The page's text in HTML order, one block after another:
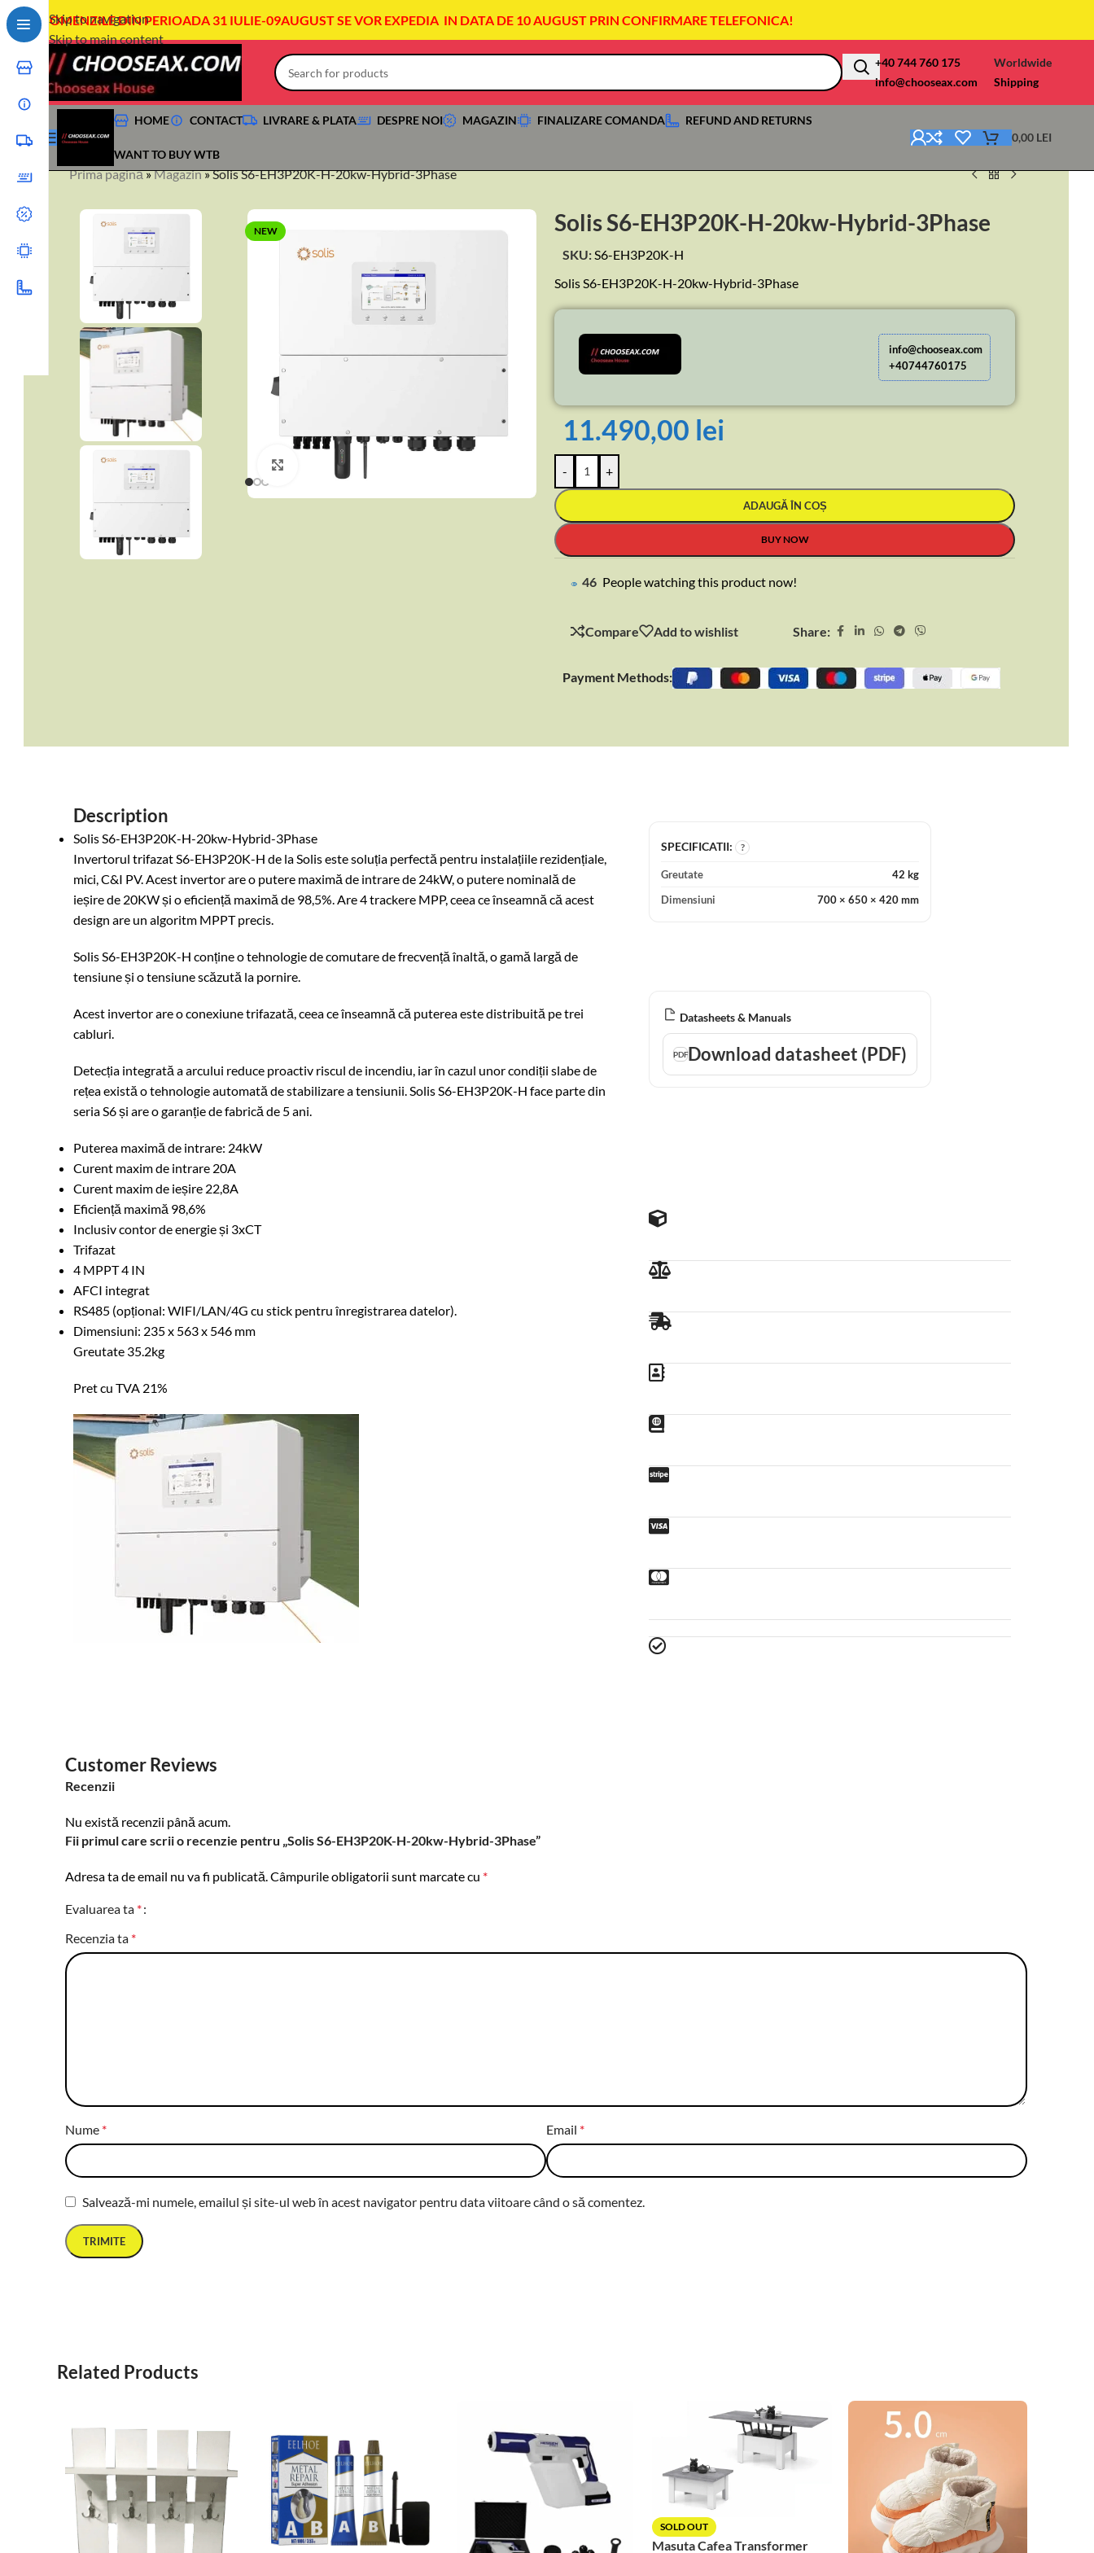
Skip to navigation
Skip to main content
+40744760175
COMENZILE DIN PERIOADA 31 IULIE-09AUGUST SE VOR EXPEDIA IN DATA DE 10 AUGUST PRIN CONFIRMARE TELEFONICA!
+40 744 760 175
info@chooseax.com
Worldwide
Shipping
HOME CONTACT LIVRARE & PLATA DESPRE NOI MAGAZIN FINALIZARE COMANDA REFUND AND RETURNS
WANT TO BUY WTB
0,00 LEI
Prima pagină»Magazin»Solis S6-EH3P20K-H-20kw-Hybrid-3Phase
NEW
Click to enlarge
Solis S6-EH3P20K-H-20kw-Hybrid-3Phase
SKU: S6-EH3P20K-H
Solis S6-EH3P20K-H-20kw-Hybrid-3Phase
info@chooseax.com
+40744760175
11.490,00 lei
- +
ADAUGĂ ÎN COȘ
BUY NOW
46 People watching this product now!
Compare Add to wishlist Share:
Payment Methods:
Description
Solis S6-EH3P20K-H-20kw-Hybrid-3Phase
Invertorul trifazat S6-EH3P20K-H de la Solis este soluția perfectă pentru instalațiile rezidențiale,
mici, C&I PV. Acest invertor are o putere maximă de intrare de 24kW, o putere nominală de
ieșire de 20KW și o eficiență maximă de 98,5%. Are 4 trackere MPP, ceea ce înseamnă că acest
design are un algoritm MPPT precis.
Solis S6-EH3P20K-H conține o tehnologie de comutare de frecvență înaltă, o gamă largă de
tensiune și o tensiune scăzută la pornire.
Acest invertor are o conexiune trifazată, ceea ce înseamnă că puterea este distribuită pe trei
cabluri.
Detecția integrată a arcului reduce proactiv riscul de incendiu, iar în cazul unor condiții slabe de
rețea există o tehnologie automată de stabilizare a tensiunii. Solis S6-EH3P20K-H face parte din
seria S6 și are o garanție de fabrică de 5 ani.
Puterea maximă de intrare: 24kW
Curent maxim de intrare 20A
Curent maxim de ieșire 22,8A
Eficiență maximă 98,6%
Inclusiv contor de energie și 3xCT
Trifazat
4 MPPT 4 IN
AFCI integrat
RS485 (opțional: WIFI/LAN/4G cu stick pentru înregistrarea datelor).
Dimensiuni: 235 x 563 x 546 mm
Greutate 35.2kg
Pret cu TVA 21%
SPECIFICATII: ?
Greutate
42 kg
Dimensiuni
700 × 650 × 420 mm
Datasheets & Manuals
Download datasheet (PDF)
Customer Reviews
Recenzii
Nu există recenzii până acum.
Fii primul care scrii o recenzie pentru „Solis S6-EH3P20K-H-20kw-Hybrid-3Phase”
Adresa ta de email nu va fi publicată. Câmpurile obligatorii sunt marcate cu *
Evaluarea ta *
Recenzia ta *
Nume * Email *
Salvează-mi numele, emailul și site-ul web în acest navigator pentru data viitoare când o să comentez.
Related Products
SOLD OUT
Masuta Cafea Transformer